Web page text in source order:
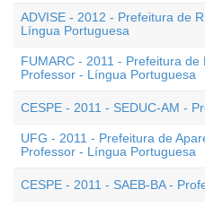
ADVISE - 2012 - Prefeitura de
Língua Portuguesa
FUMARC - 2011 - Prefeitura de
Professor - Língua Portuguesa
CESPE - 2011 - SEDUC-AM -
UFG - 2011 - Prefeitura de
Professor - Língua Portuguesa
CESPE - 2011 - SAEB-BA -